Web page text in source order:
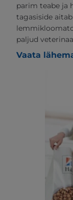
parim teabe ja
tagasiside
paljud
Vaata